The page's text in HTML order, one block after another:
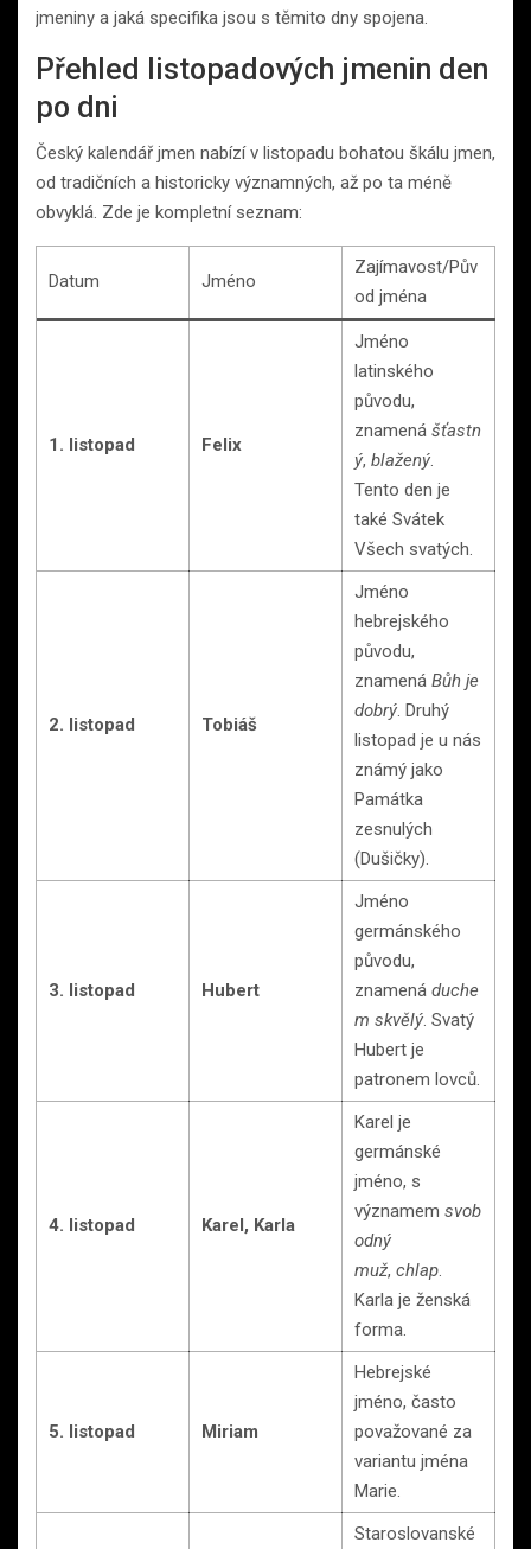
jmeniny a jaká specifika jsou s těmito dny spojena.
Přehled listopadových jmenin den
po dni
Český kalendář jmen nabízí v listopadu bohatou škálu jmen,
od tradičních a historicky významných, až po ta méně
obvyklá. Zde je kompletní seznam:
Datum Jméno
Zajímavost/Pův
od jména
1. listopad Felix
Jméno
latinského
původu,
znamená šťastn
ý, blažený
Tento den je
také Svátek
Všech svatých.
2. listopad Tobiáš
Jméno
hebrejského
původu,
znamená Bůh je
dobrý . Druhý
listopad je u nás
známý jako
Památka
zesnulých
(Dušičky).
3. listopad Hubert
Jméno
germánského
původu,
znamená duche
m skvělý . Svatý
Hubert je
patronem lovců.
4. listopad Karel, Karla
Karel je
germánské
jméno, s
významem svob
odný
muž, chlap
Karla je ženská
forma.
5. listopad Miriam
Hebrejské
jméno, často
považované za
variantu jména
Marie.
Staroslovanské